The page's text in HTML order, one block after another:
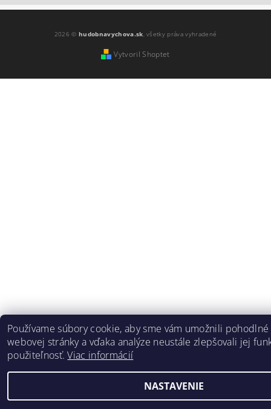
2026 ©hudobnavychova.sk, všetky práva vyhradené
Vytvoril Shoptet
Používame súbory cookie, aby sme vám umožnili
webovej stránky a vďaka analýze neustále zlepšovali jej
použiteľnosť.Viac informácií
NASTAVENIE